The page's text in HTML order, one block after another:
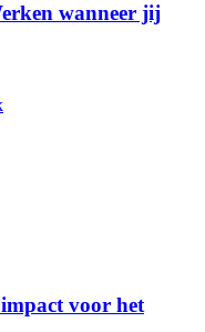
wanneer jij
voor het